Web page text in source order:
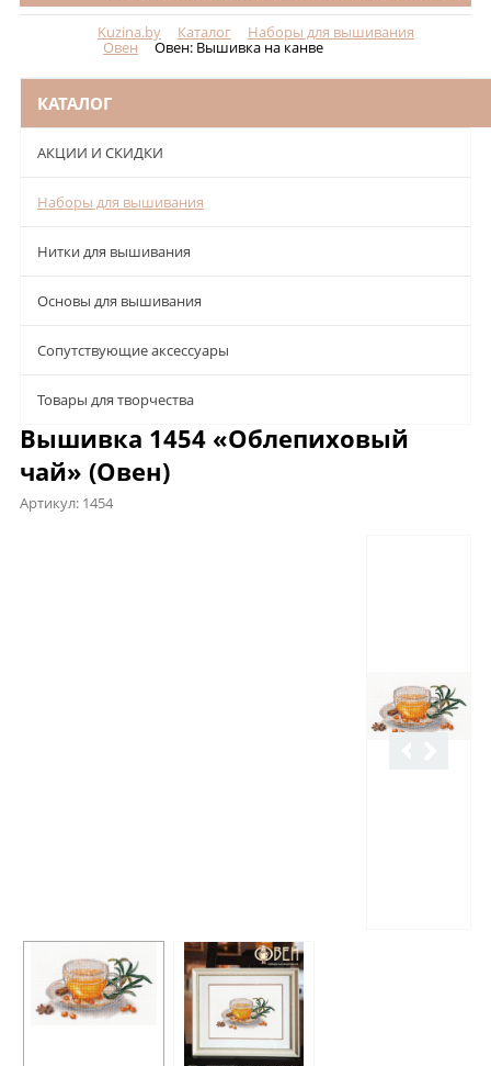
Kuzina.by Каталог Наборы для вышивания
Овен Овен: Вышивка на канве
КАТАЛОГ
АКЦИИ И СКИДКИ
Наборы для вышивания
Нитки для вышивания
Основы для вышивания
Сопутствующие аксессуары
Товары для творчества
Вышивка 1454 «Облепиховый
чай» (Овен)
Артикул: 1454